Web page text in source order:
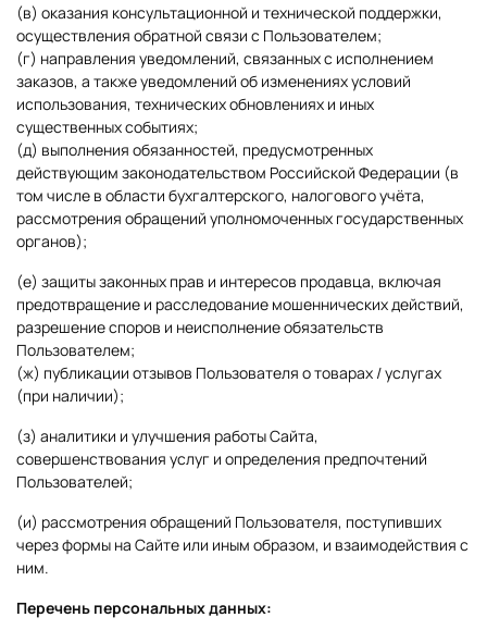
(в) оказания консультационной и технической поддержки,
осуществления обратной связи с Пользователем;
(г) направления уведомлений, связанных с исполнением
заказов, а также уведомлений об изменениях условий
использования, технических обновлениях и иных
существенных событиях;
(д) выполнения обязанностей, предусмотренных
действующим законодательством Российской Федерации (в
том числе в области бухгалтерского, налогового учёта,
рассмотрения обращений уполномоченных государственных
органов);
(е) защиты законных прав и интересов продавца, включая
предотвращение и расследование мошеннических действий,
разрешение споров и неисполнение обязательств
Пользователем;
(ж) публикации отзывов Пользователя о товарах / услугах
(при наличии);
(з) аналитики и улучшения работы Сайта,
совершенствования услуг и определения предпочтений
Пользователей;
(и) рассмотрения обращений Пользователя, поступивших
через формы на Сайте или иным образом, и взаимодействия с
ним.
Перечень персональных данных: